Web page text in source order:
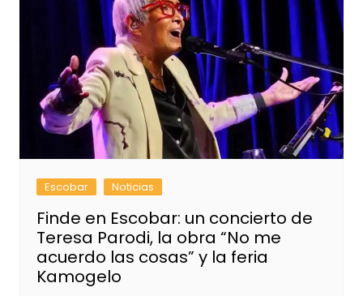
Escobar Noticias
Finde en Escobar: un concierto de
Teresa Parodi, la obra “No me
acuerdo las cosas” y la feria
Kamogelo